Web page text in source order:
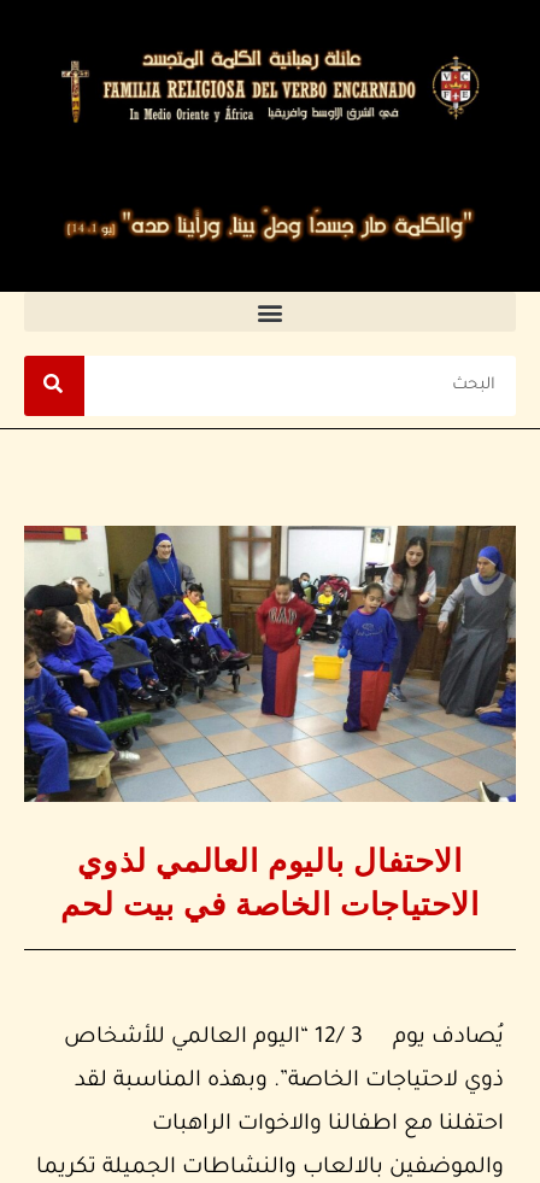
الاحتفال باليوم العالمي لذوي
الاحتياجات الخاصة في بيت لحم
يُصادف يوم 3 /12 “اليوم العالمي للأشخاص
ذوي لاحتياجات الخاصة”. وبهذه المناسبة لقد
احتفلنا مع اطفالنا والاخوات الراهبات
والموضفين بالالعاب والنشاطات الجميلة تكريما